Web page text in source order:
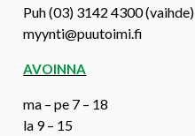
Puh (03) 3142 4300 (vaihde)
myynti@puutoimi.fi
AVOINNA
ma – pe 7 – 18
la 9 – 15